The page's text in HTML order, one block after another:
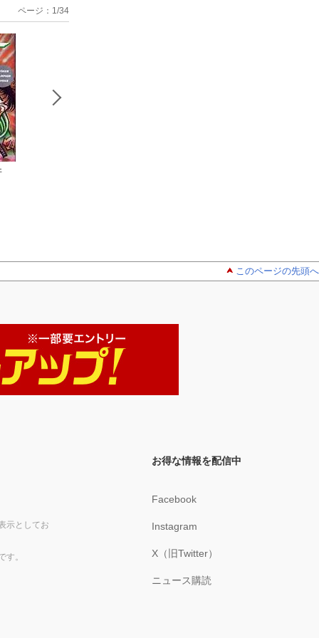
ページ：1/34
このページの先頭へ
示としてお
す。
お得な情報を配信中
Facebook
Instagram
X（旧Twitter）
ニュース購読